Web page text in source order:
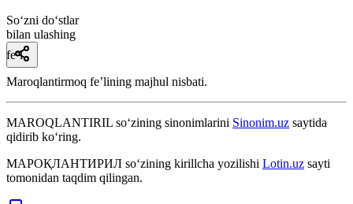
So‘zni do‘stlar
bilan ulashing
fe’l
Maroqlantirmoq feʼlining majhul nisbati.
MAROQLANTIRIL so‘zining sinonimlarini Sinonim.uz saytida
qidirib ko‘ring.
МАРОҚЛАНТИРИЛ so‘zining kirillcha yozilishi Lotin.uz sayti
tomonidan taqdim qilingan.